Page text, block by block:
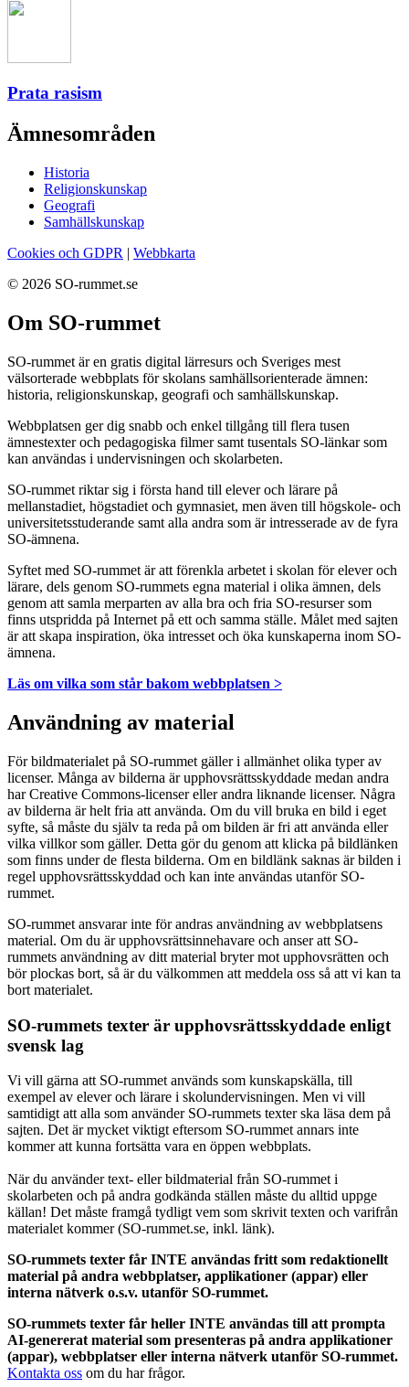
Prata rasism
Ämnesområden
Historia
Religionskunskap
Geografi
Samhällskunskap
Cookies och GDPR | Webbkarta
© 2026 SO-rummet.se
Om SO-rummet
SO-rummet är en gratis digital lärresurs och Sveriges mest
välsorterade webbplats för skolans samhällsorienterade ämnen:
historia, religionskunskap, geografi och samhällskunskap.
Webbplatsen ger dig snabb och enkel tillgång till flera tusen
ämnestexter och pedagogiska filmer samt tusentals SO-länkar som
kan användas i undervisningen och skolarbeten.
SO-rummet riktar sig i första hand till elever och lärare på
mellanstadiet, högstadiet och gymnasiet, men även till högskole- och
universitetsstuderande samt alla andra som är intresserade av de fyra
SO-ämnena.
Syftet med SO-rummet är att förenkla arbetet i skolan för elever och
lärare, dels genom SO-rummets egna material i olika ämnen, dels
genom att samla merparten av alla bra och fria SO-resurser som
finns utspridda på Internet på ett och samma ställe. Målet med sajten
är att skapa inspiration, öka intresset och öka kunskaperna inom SO-
ämnena.
Läs om vilka som står bakom webbplatsen >
Användning av material
För bildmaterialet på SO-rummet gäller i allmänhet olika typer av
licenser. Många av bilderna är upphovsrättsskyddade medan andra
har Creative Commons-licenser eller andra liknande licenser. Några
av bilderna är helt fria att använda. Om du vill bruka en bild i eget
syfte, så måste du själv ta reda på om bilden är fri att använda eller
vilka villkor som gäller. Detta gör du genom att klicka på bildlänken
som finns under de flesta bilderna. Om en bildlänk saknas är bilden i
regel upphovsrättsskyddad och kan inte användas utanför SO-
rummet.
SO-rummet ansvarar inte för andras användning av webbplatsens
material. Om du är upphovsrättsinnehavare och anser att SO-
rummets användning av ditt material bryter mot upphovsrätten och
bör plockas bort, så är du välkommen att meddela oss så att vi kan ta
bort materialet.
SO-rummets texter är upphovsrättsskyddade enligt
svensk lag
Vi vill gärna att SO-rummet används som kunskapskälla, till
exempel av elever och lärare i skolundervisningen. Men vi vill
samtidigt att alla som använder SO-rummets texter ska läsa dem på
sajten. Det är mycket viktigt eftersom SO-rummet annars inte
kommer att kunna fortsätta vara en öppen webbplats.
När du använder text- eller bildmaterial från SO-rummet i
skolarbeten och på andra godkända ställen måste du alltid uppge
källan! Det måste framgå tydligt vem som skrivit texten och varifrån
materialet kommer (SO-rummet.se, inkl. länk).
SO-rummets texter får INTE användas fritt som redaktionellt
material på andra webbplatser, applikationer (appar) eller
interna nätverk o.s.v. utanför SO-rummet.
SO-rummets texter får heller INTE användas till att prompta
AI-genererat material som presenteras på andra applikationer
(appar), webbplatser eller interna nätverk utanför SO-rummet.
Kontakta oss om du har frågor.